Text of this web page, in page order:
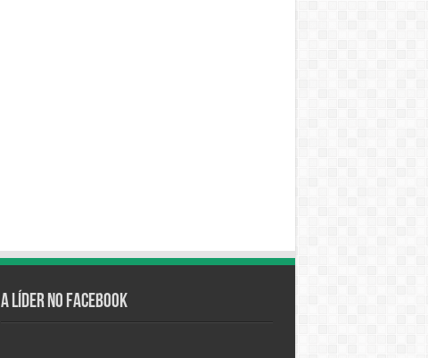
A Líder no Facebook